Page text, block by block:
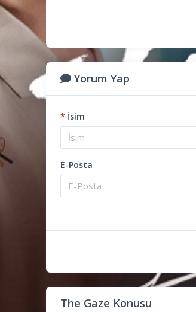
Yorum Yap
* İsim
E-Posta
The Gaze Konusu